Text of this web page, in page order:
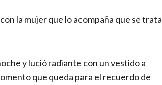
la mujer que lo acompaña que se trata
y lució radiante con un vestido a
que queda para el recuerdo de